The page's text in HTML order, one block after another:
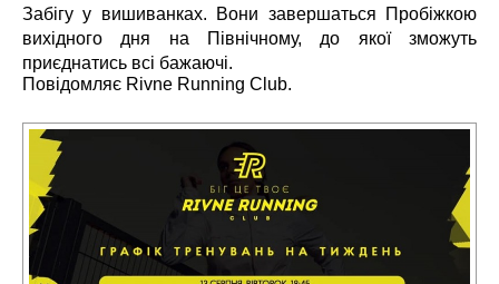
Забігу у вишиванках.
Вони завершаться Пробіжкою
вихідного дня на Північному, до якої зможуть
приєднатись всі бажаючі.
Повідомляє Rivne Running Club.